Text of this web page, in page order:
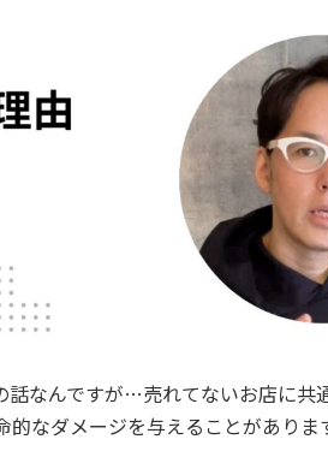
話なんですが…売れてないお店に共
なダメージを与えることがありま